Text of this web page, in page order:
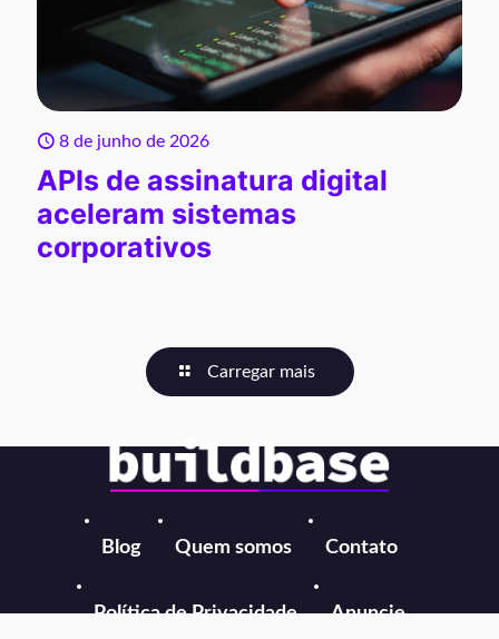
8 de junho de 2026
APIs de assinatura digital
aceleram sistemas
corporativos
Carregar mais
Blog Quem somos Contato
Política de Privacidade Anuncie